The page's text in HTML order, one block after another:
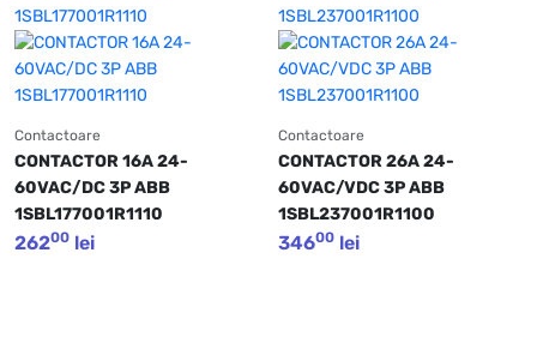
Contactoare
CONTACTOR 16A 24-
60VAC/DC 3P ABB
1SBL177001R1110
26200 lei
Contactoare
CONTACTOR 26A 24-
60VAC/VDC 3P ABB
1SBL237001R1100
34600 lei